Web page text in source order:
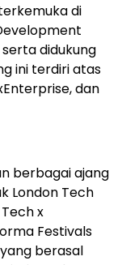
di
didukung
ini terdiri atas
dan
berbagai ajang
London Tech
x
Festivals
berasal